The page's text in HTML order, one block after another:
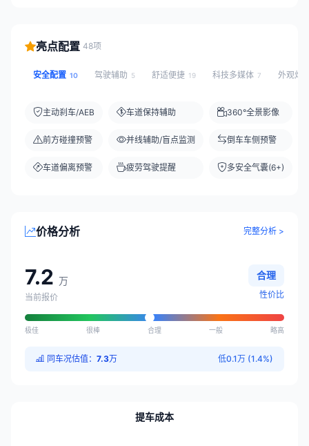
亮点配置 48项
安全配置 10 驾驶辅助 5 舒适便捷 19 科技多媒体 7 外观灯
主动刹车/AEB
前方碰撞预警
车道偏离预警
车道保持辅助
并线辅助/盲点监测
疲劳驾驶提醒
360°全景影像
倒车车侧预警
多安全气囊(6+)
价格分析 完整分析 >
7.2 万
当前报价
合理
性价比
极佳 很棒 合理 一般 略高
同车况估值： 7.3万 低0.1万 (1.4%)
提车成本